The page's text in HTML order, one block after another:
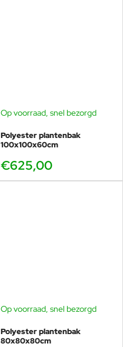
Op voorraad, snel bezorgd
Polyester plantenbak
100x100x60cm
€625,00
Op voorraad, snel bezorgd
Polyester plantenbak
80x80x80cm